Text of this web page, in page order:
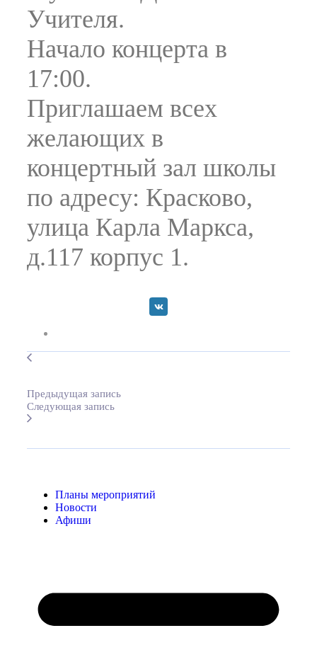
Планы мероприятий
Новости
Афиши
Учителя.
Начало концерта в
17:00.
Приглашаем всех
желающих в
концертный зал школы
по адресу: Красково,
улица Карла Маркса,
д.117 корпус 1.
Предыдущая запись
Следующая запись